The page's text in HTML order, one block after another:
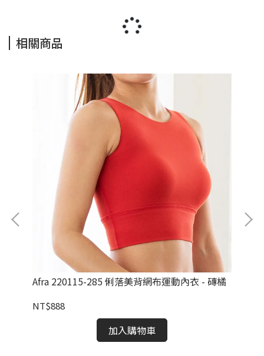
相關商品
Afra 220115-285 俐落美背網布運動內衣 - 磚橘
NT$888
加入購物車